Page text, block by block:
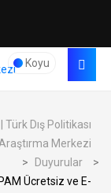
Koyu
Türk Dış Politikası
Merkezi
>
Duyurular
>
Ücretsiz ve E-